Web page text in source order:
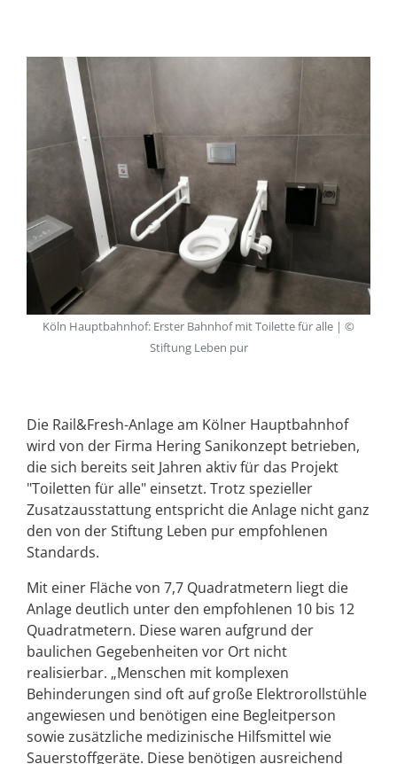
Köln Hauptbahnhof: Erster Bahnhof mit Toilette für alle | ©
Stiftung Leben pur
Die Rail&Fresh-Anlage am Kölner Hauptbahnhof
wird von der Firma Hering Sanikonzept betrieben,
die sich bereits seit Jahren aktiv für das Projekt
"Toiletten für alle" einsetzt. Trotz spezieller
Zusatzausstattung entspricht die Anlage nicht ganz
den von der Stiftung Leben pur empfohlenen
Standards.
Mit einer Fläche von 7,7 Quadratmetern liegt die
Anlage deutlich unter den empfohlenen 10 bis 12
Quadratmetern. Diese waren aufgrund der
baulichen Gegebenheiten vor Ort nicht
realisierbar. „Menschen mit komplexen
Behinderungen sind oft auf große Elektrorollstühle
angewiesen und benötigen eine Begleitperson
sowie zusätzliche medizinische Hilfsmittel wie
Sauerstoffgeräte. Diese benötigen ausreichend